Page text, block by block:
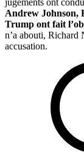
jugements ont
Andrew Johnson,
Trump ont fait
n’a abouti, Richard
accusation.